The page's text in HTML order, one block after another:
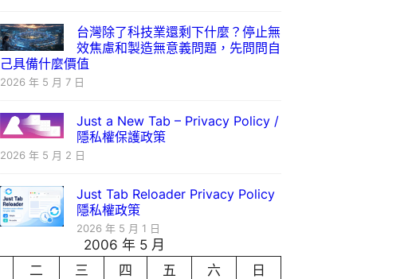
台灣除了科技業還剩下什麼？停止無
效焦慮和製造無意義問題，先問問自
己具備什麼價值
2026 年 5 月 7 日
Just a New Tab – Privacy Policy /
隱私權保護政策
2026 年 5 月 2 日
Just Tab Reloader Privacy Policy
隱私權政策
2026 年 5 月 1 日
2006 年 5 月
二 三 四 五 六
日